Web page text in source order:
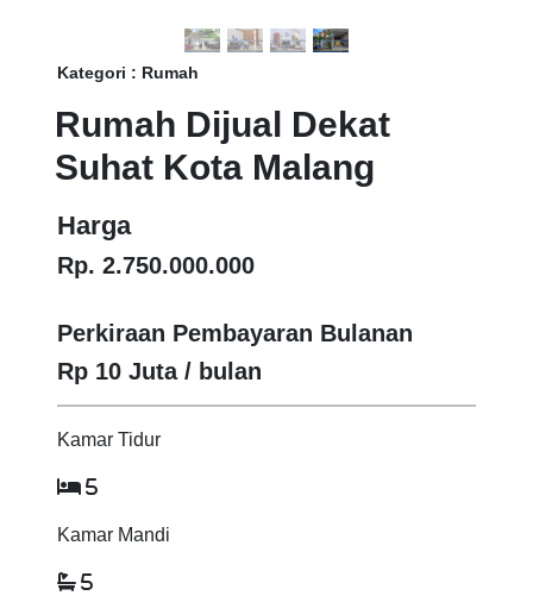
Kategori : Rumah
Rumah Dijual Dekat
Suhat Kota Malang
Harga
Rp. 2.750.000.000
Perkiraan Pembayaran Bulanan
Rp 10 Juta / bulan
Kamar Tidur
5
Kamar Mandi
5